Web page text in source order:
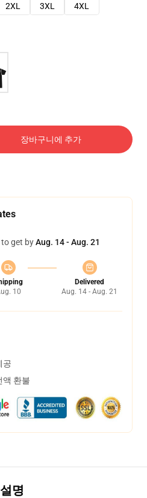
2XL 3XL
4XL
장바구니에 추가
get byAug. 14 - Aug. 21
10
Delivered
Aug. 14 - Aug. 21
공
액 환불
설명